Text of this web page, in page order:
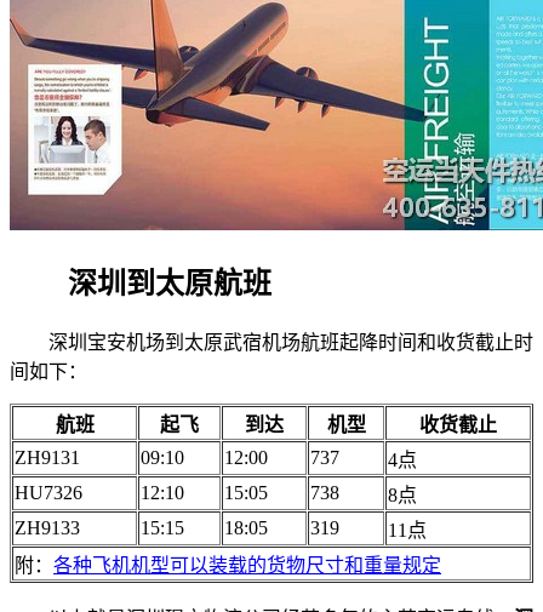
深圳到太原航班
深圳宝安机场到太原武宿机场航班起降时间和收货截止时
间如下：
航班 起飞 到达 机型
收货截止
ZH9131
09:10 12:00 737
4点
HU7326
12:10 15:05 738
8点
ZH9133
15:15 18:05 319
11点
附： 各种飞机机型可以装载的货物尺寸和重量规定